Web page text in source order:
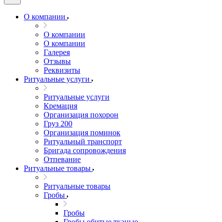
О компании
О компании
О компании
Галерея
Отзывы
Реквизиты
Ритуальные услуги
Ритуальные услуги
Кремация
Организация похорон
Груз 200
Организация поминок
Ритуальный транспорт
Бригада сопровождения
Отпевание
Ритуальные товары
Ритуальные товары
Гробы
Гробы